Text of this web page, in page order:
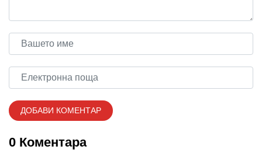
0 Коментара